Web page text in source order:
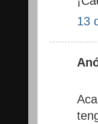
13